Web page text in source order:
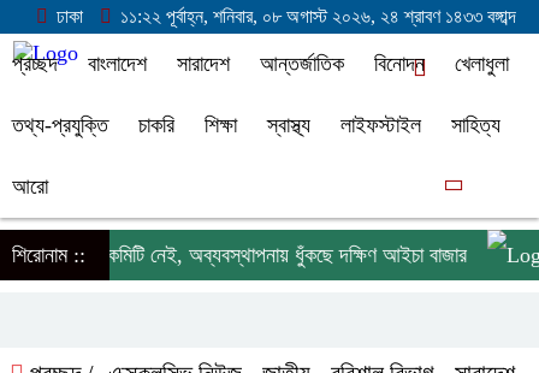
ঢাকা ১১:২২ পূর্বাহ্ন, শনিবার, ০৮ অগাস্ট ২০২৬, ২৪ শ্রাবণ ১৪৩৩ বঙ্গাব্দ
প্রচ্ছদ বাংলাদেশ সারাদেশ আন্তর্জাতিক বিনোদন খেলাধুলা
তথ্য-প্রযুক্তি চাকরি শিক্ষা স্বাস্থ্য লাইফস্টাইল সাহিত্য
আরো
শিরোনাম ::
বছর ধরে কমিটি নেই, অব্যবস্থাপনায় ধুঁকছে দক্ষিণ আইচা বাজার